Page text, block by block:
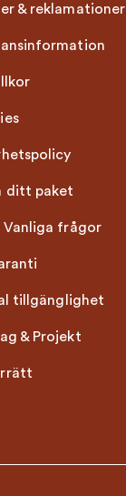
& reklamationer
ditt paket
Vanliga frågor
tillgänglighet
& Projekt